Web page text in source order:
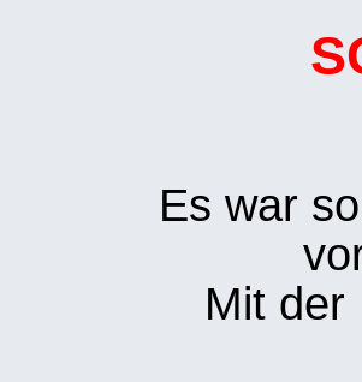
Es war
Mit der